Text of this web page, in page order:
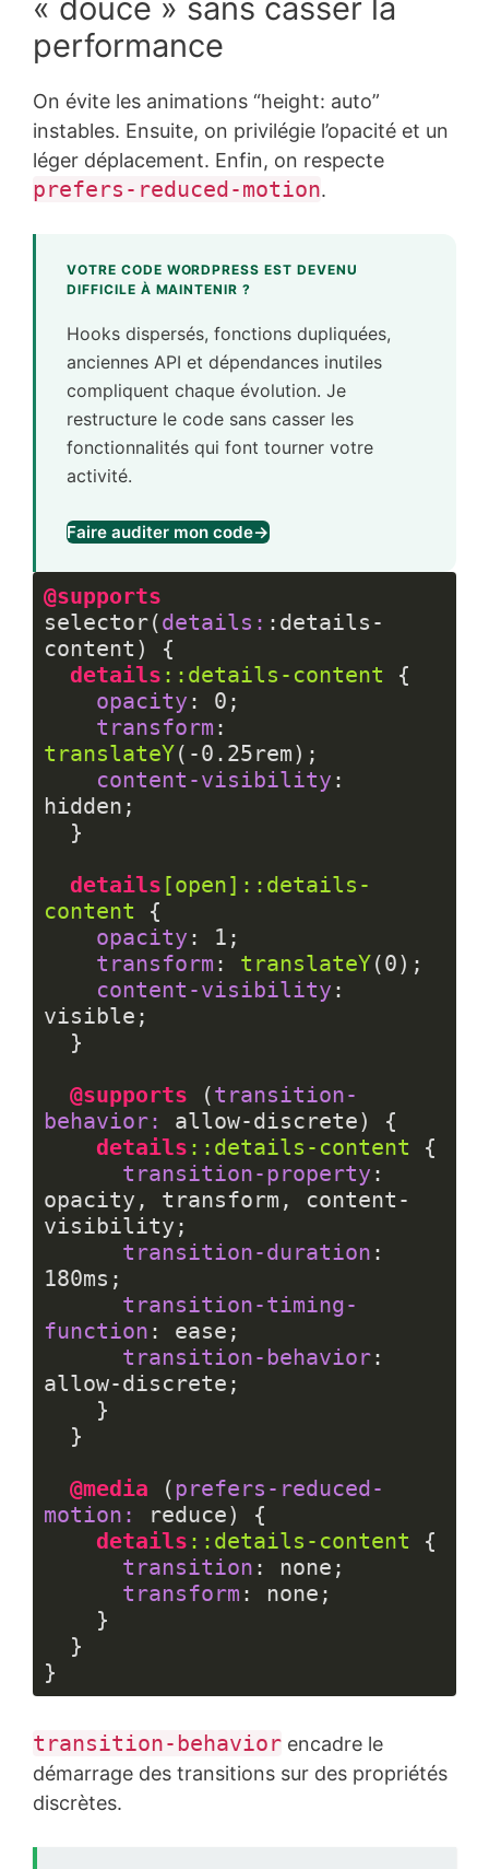
« douce » sans casser la
performance
On évite les animations “height: auto”
instables. Ensuite, on privilégie l’opacité et un
léger déplacement. Enfin, on respecte
prefers-reduced-motion.
VOTRE CODE WORDPRESS EST DEVENU
DIFFICILE À MAINTENIR ?
Hooks dispersés, fonctions dupliquées,
anciennes API et dépendances inutiles
compliquent chaque évolution. Je
restructure le code sans casser les
fonctionnalités qui font tourner votre
activité.
Faire auditer mon code→
@supports
selector(details: :details-
content) {
details ::details-content {
opacity : 0 ;
transform
translateY(-0.25rem);
content-visibility :
hidden;
details [open] ::details-
content {
opacity : 1 ;
transform : translateY(0);
content-visibility :
visible;
@supports (transition-
behavior:
allow-discrete) {
details ::details-content {
transition-property :
opacity, transform, content-
visibility;
transition-duration
180ms ;
transition-timing-
function : ease;
transition-behavior:
allow-discrete;
@media (prefers-reduced-
motion:
reduce) {
details ::details-content {
transition : none;
transform : none;
code :
CSS
(css)
transition-behavior encadre le
démarrage des transitions sur des propriétés
discrètes.